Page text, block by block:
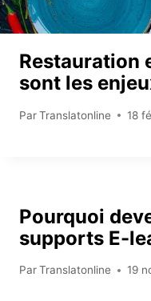
Restauration
sont les
ParTranslatonline 18
Pourquoi
supports E-
ParTranslatonline 19